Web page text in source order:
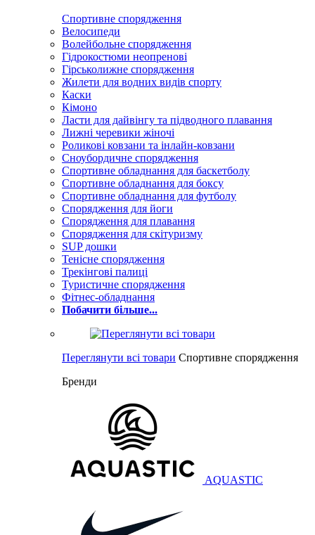
Спортивне спорядження
Велосипеди
Волейбольне спорядження
Гідрокостюми неопренові
Гірськолижне спорядження
Жилети для водних видів спорту
Каски
Кімоно
Ласти для дайвінгу та підводного плавання
Лижні черевики жіночі
Роликові ковзани та інлайн-ковзани
Сноубордичне спорядження
Спортивне обладнання для баскетболу
Спортивне обладнання для боксу
Спортивне обладнання для футболу
Спорядження для йоги
Спорядження для плавання
Спорядження для скітуризму
SUP дошки
Тенісне спорядження
Трекінгові палиці
Туристичне спорядження
Фітнес-обладнання
Побачити більше...
Переглянути всі товари Спортивне спорядження
Бренди
AQUASTIC